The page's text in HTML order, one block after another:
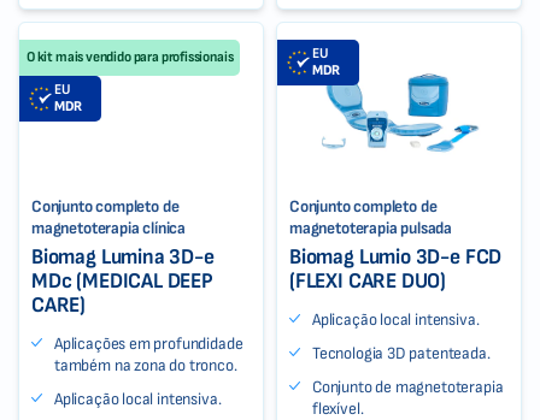
O kit mais vendido para profissionais
EU
MDR
Conjunto completo de
magnetoterapia clínica
Biomag Lumina 3D-e
MDc (MEDICAL DEEP
CARE)
Aplicações em profundidade
também na zona do tronco.
Aplicação local intensiva.
EU
MDR
Conjunto completo de
magnetoterapia pulsada
Biomag Lumio 3D-e FCD
(FLEXI CARE DUO)
Aplicação local intensiva.
Tecnologia 3D patenteada.
Conjunto de magnetoterapia
flexível.